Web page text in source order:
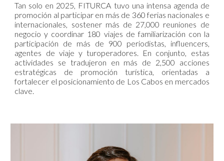
Tan solo en 2025, FITURCA tuvo una intensa agenda de
promoción al participar en más de 360 ferias nacionales e
internacionales, sostener más de 27,000 reuniones de
negocio y coordinar 180 viajes de familiarización con la
participación de más de 900 periodistas, influencers,
agentes de viaje y turoperadores. En conjunto, estas
actividades se tradujeron en más de 2,500 acciones
estratégicas de promoción turística, orientadas a
fortalecer el posicionamiento de Los Cabos en mercados
clave.